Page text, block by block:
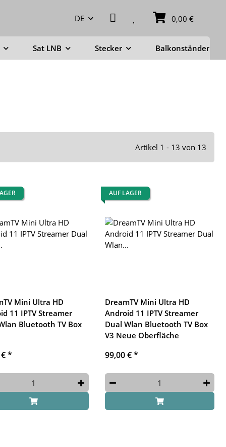
DE 0,00 €
Sat LNB Stecker Balkonständer
Artikel 1 - 13 von 13
Mini Ultra HD
11 IPTV Streamer
Bluetooth TV Box
€*
AUF LAGER
DreamTV Mini Ultra HD
Android 11 IPTV Streamer
Dual Wlan Bluetooth TV Box
V3 Neue Oberfläche
99,00 €*